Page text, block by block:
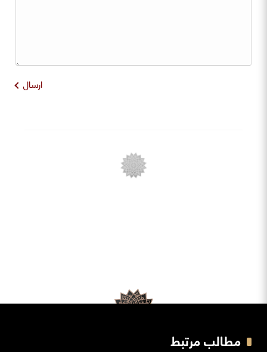
ارسال
مطالب مرتبط